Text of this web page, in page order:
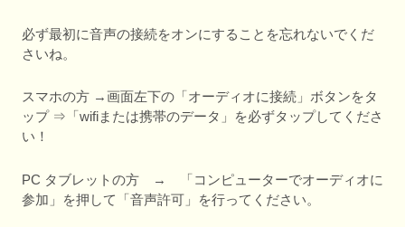
必ず最初に音声の接続をオンにすることを忘れないでくだ
さいね。
スマホの方 →画面左下の「オーディオに接続」ボタンをタ
ップ ⇒「wifiまたは携帯のデータ」を必ずタップしてくださ
い！
PC タブレットの方 → 「コンピューターでオーディオに
参加」を押して「音声許可」を行ってください。